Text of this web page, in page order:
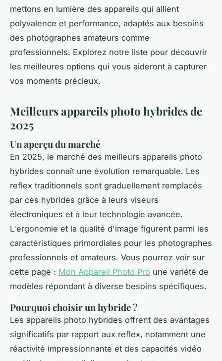
mettons en lumière des appareils qui allient
polyvalence et performance, adaptés aux besoins
des photographes amateurs comme
professionnels. Explorez notre liste pour découvrir
les meilleures options qui vous aideront à capturer
vos moments précieux.
Meilleurs appareils photo hybrides de
2025
Un aperçu du marché
En 2025, le marché des meilleurs appareils photo
hybrides connaît une évolution remarquable. Les
reflex traditionnels sont graduellement remplacés
par ces hybrides grâce à leurs viseurs
électroniques et à leur technologie avancée.
L'ergonomie et la qualité d'image figurent parmi les
caractéristiques primordiales pour les photographes
professionnels et amateurs. Vous pourrez voir sur
cette page : Mon Appareil Photo Pro une variété de
modèles répondant à diverse besoins spécifiques.
Pourquoi choisir un hybride ?
Les appareils photo hybrides offrent des avantages
significatifs par rapport aux reflex, notamment une
réactivité impressionnante et des capacités vidéo